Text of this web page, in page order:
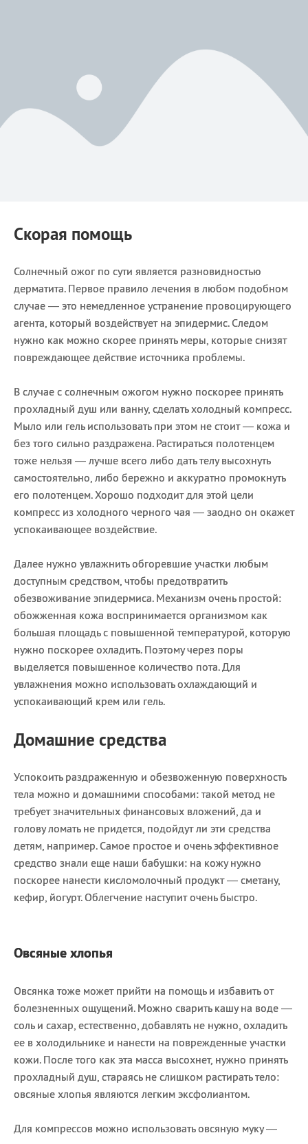
Скорая помощь
Солнечный ожог по сути является разновидностью
дерматита. Первое правило лечения в любом подобном
случае — это немедленное устранение провоцирующего
агента, который воздействует на эпидермис. Следом
нужно как можно скорее принять меры, которые снизят
повреждающее действие источника проблемы.
В случае с солнечным ожогом нужно поскорее принять
прохладный душ или ванну, сделать холодный компресс.
Мыло или гель использовать при этом не стоит — кожа и
без того сильно раздражена. Растираться полотенцем
тоже нельзя — лучше всего либо дать телу высохнуть
самостоятельно, либо бережно и аккуратно промокнуть
его полотенцем. Хорошо подходит для этой цели
компресс из холодного черного чая — заодно он окажет
успокаивающее воздействие.
Далее нужно увлажнить обгоревшие участки любым
доступным средством, чтобы предотвратить
обезвоживание эпидермиса. Механизм очень простой:
обожженная кожа воспринимается организмом как
большая площадь с повышенной температурой, которую
нужно поскорее охладить. Поэтому через поры
выделяется повышенное количество пота. Для
увлажнения можно использовать охлаждающий и
успокаивающий крем или гель.
Домашние средства
Успокоить раздраженную и обезвоженную поверхность
тела можно и домашними способами: такой метод не
требует значительных финансовых вложений, да и
голову ломать не придется, подойдут ли эти средства
детям, например. Самое простое и очень эффективное
средство знали еще наши бабушки: на кожу нужно
поскорее нанести кисломолочный продукт — сметану,
кефир, йогурт. Облегчение наступит очень быстро.
Овсяные хлопья
Овсянка тоже может прийти на помощь и избавить от
болезненных ощущений. Можно сварить кашу на воде —
соль и сахар, естественно, добавлять не нужно, охладить
ее в холодильнике и нанести на поврежденные участки
кожи. После того как эта масса высохнет, нужно принять
прохладный душ, стараясь не слишком растирать тело:
овсяные хлопья являются легким эксфолиантом.
Для компрессов можно использовать овсяную муку —